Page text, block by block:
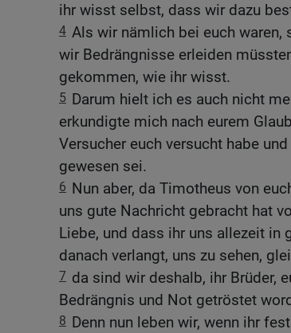
ihr wisst selbst, dass wir dazu
4 Als wir nämlich bei euch waren,
wir Bedrängnisse erleiden
gekommen, wie ihr wisst.
5 Darum hielt ich es auch nicht
erkundigte mich nach eurem
Versucher euch versucht habe
gewesen sei.
6 Nun aber, da Timotheus von
uns gute Nachricht gebracht hat
Liebe, und dass ihr uns allezeit in
danach verlangt, uns zu sehen,
7 da sind wir deshalb, ihr Brüder,
Bedrängnis und Not getröstet
8 Denn nun leben wir, wenn ihr